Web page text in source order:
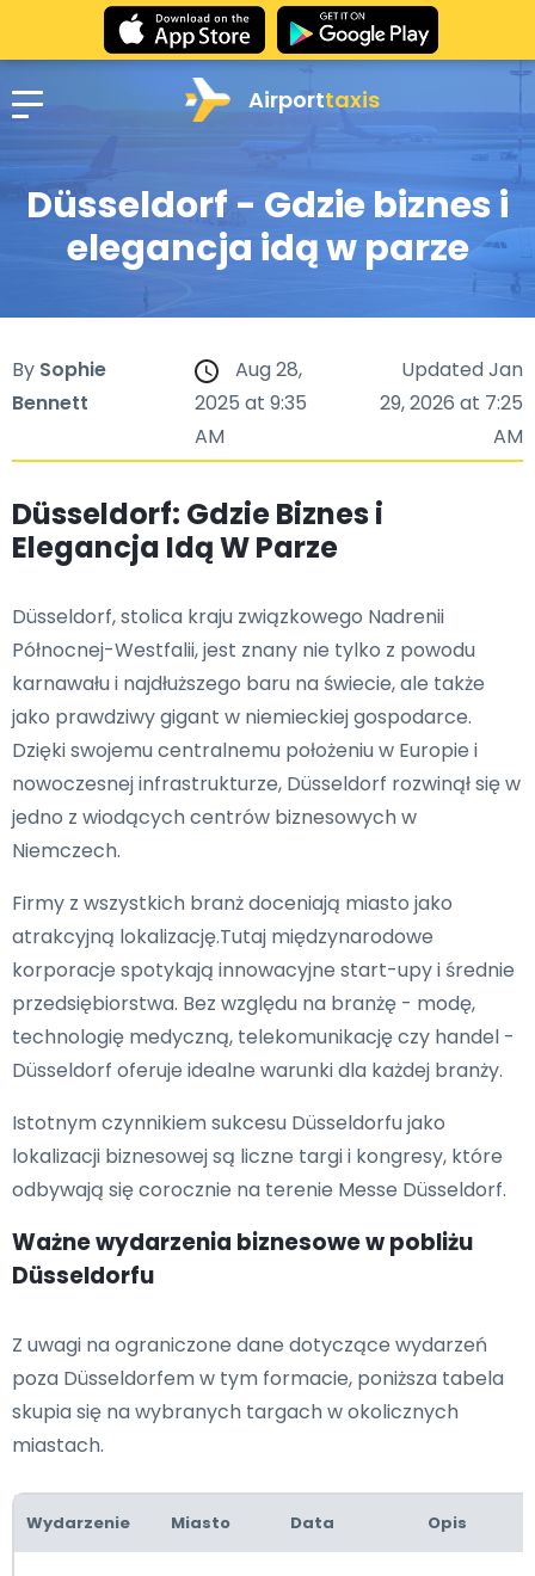
Airporttaxis
Düsseldorf - Gdzie biznes i
elegancja idą w parze
By Sophie
Bennett
Aug 28,
2025 at 9:35
AM
Updated Jan
29, 2026 at 7:25
AM
Düsseldorf: Gdzie Biznes i
Elegancja Idą W Parze
Düsseldorf, stolica kraju związkowego Nadrenii
Północnej-Westfalii, jest znany nie tylko z powodu
karnawału i najdłuższego baru na świecie, ale także
jako prawdziwy gigant w niemieckiej gospodarce.
Dzięki swojemu centralnemu położeniu w Europie i
nowoczesnej infrastrukturze, Düsseldorf rozwinął się w
jedno z wiodących centrów biznesowych w
Niemczech.
Firmy z wszystkich branż doceniają miasto jako
atrakcyjną lokalizację.Tutaj międzynarodowe
korporacje spotykają innowacyjne start-upy i średnie
przedsiębiorstwa. Bez względu na branżę - modę,
technologię medyczną, telekomunikację czy handel -
Düsseldorf oferuje idealne warunki dla każdej branży.
Istotnym czynnikiem sukcesu Düsseldorfu jako
lokalizacji biznesowej są liczne targi i kongresy, które
odbywają się corocznie na terenie Messe Düsseldorf.
Ważne wydarzenia biznesowe w pobliżu
Düsseldorfu
Z uwagi na ograniczone dane dotyczące wydarzeń
poza Düsseldorfem w tym formacie, poniższa tabela
skupia się na wybranych targach w okolicznych
miastach.
Wydarzenie Miasto Data Opis